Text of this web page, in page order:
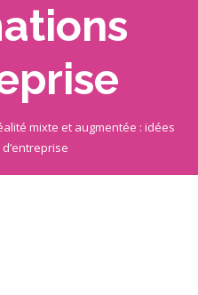
mixte et augmentée : idées